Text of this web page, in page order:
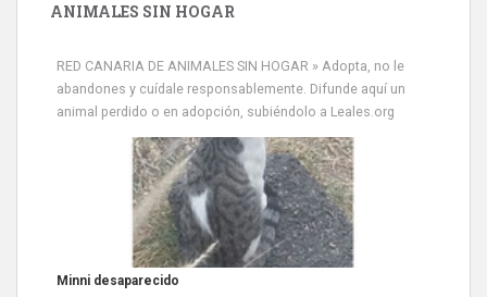
ANIMALES SIN HOGAR
RED CANARIA DE ANIMALES SIN HOGAR » Adopta, no le
abandones y cuídale responsablemente. Difunde aquí un
animal perdido o en adopción, subiéndolo a Leales.org
Minni desaparecido